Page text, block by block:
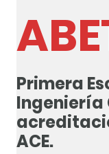
Primera
Ingeniería
ACE.